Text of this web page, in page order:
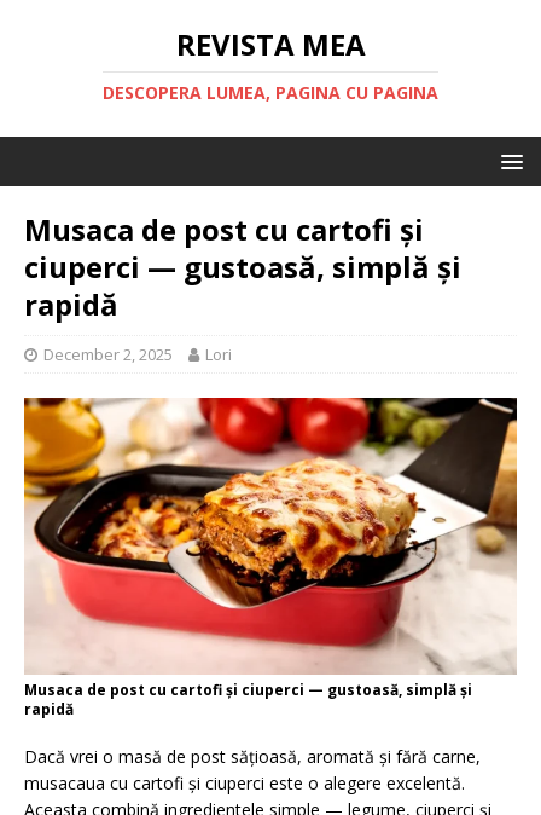
REVISTA MEA
DESCOPERA LUMEA, PAGINA CU PAGINA
Musaca de post cu cartofi și
ciuperci — gustoasă, simplă și
rapidă
December 2, 2025 Lori
Musaca de post cu cartofi și ciuperci — gustoasă, simplă și
rapidă
Dacă vrei o masă de post sățioasă, aromată și fără carne,
musacaua cu cartofi și ciuperci este o alegere excelentă.
Aceasta combină ingredientele simple — legume, ciuperci și